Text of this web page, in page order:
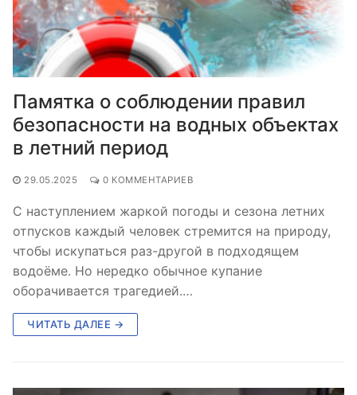
Памятка о соблюдении правил
безопасности на водных объектах
в летний период
29.05.2025 0 КОММЕНТАРИЕВ
С наступлением жаркой погоды и сезона летних
отпусков каждый человек стремится на природу,
чтобы искупаться раз-другой в подходящем
водоёме. Но нередко обычное купание
оборачивается трагедией.…
ЧИТАТЬ ДАЛЕЕ →